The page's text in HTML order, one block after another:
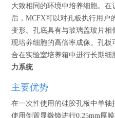
大致相同的环境中培养细胞。在
后，MCFX可以对孔板执行用户
变形。孔底具有与玻璃盖玻片相
现培养细胞的高倍率成像。孔板
合在实验室培养箱中进行长期细
力系统
主要优势
在一次性使用的硅胶孔板中单轴
使用倒置显微镜进行0.25mm厚